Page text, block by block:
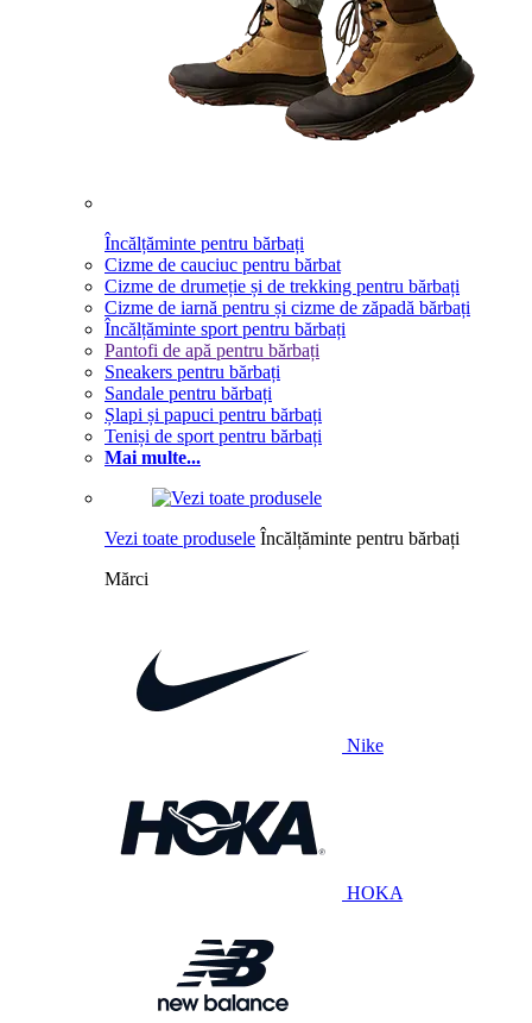
Încălțăminte pentru bărbați
Cizme de cauciuc pentru bărbat
Cizme de drumeție și de trekking pentru bărbați
Cizme de iarnă pentru și cizme de zăpadă bărbați
Încălțăminte sport pentru bărbați
Pantofi de apă pentru bărbați
Sneakers pentru bărbați
Sandale pentru bărbați
Șlapi și papuci pentru bărbați
Teniși de sport pentru bărbați
Mai multe...
Vezi toate produsele Încălțăminte pentru bărbați
Mărci
Nike
HOKA